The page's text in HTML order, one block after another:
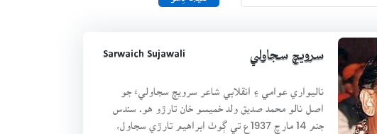
سرويچ سجاولي Sarwaich Sujawali
ناليواري عوامي ۽ انقلابي شاعر سرويچ سجاوليءَ جو
اصل نالو محمد صديق ولد خميسو خان تارڙو هو. سندس
جنم 14 مارچ 1937ع تي ڳوٺ ابراهيم تارڙي سجاول،